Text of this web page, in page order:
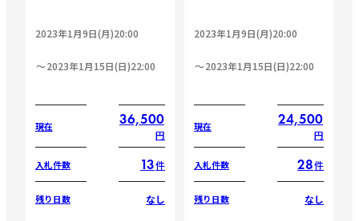
2023年1月9日(月)20:00
2023年1月15日(日)22:00
現在 36,500
円
入札件数 13件
残り日数 なし
2023年1月9日(月)20:00
2023年1月15日(日)22:00
現在 24,500
円
入札件数 28件
残り日数 なし